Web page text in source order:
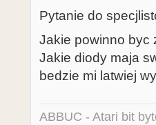
Pytanie do
Jakie powinno byc
Jakie diody maja
bedzie mi latwiej
ABBUC - Atari bit